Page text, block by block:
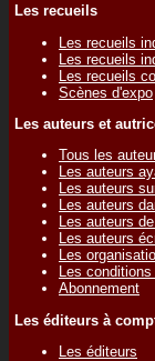
Les recueils
Les recueils
Les recueils
Les recueils
Scènes d'expo
Les auteurs et
Tous les
Les auteurs
Les auteurs
Les auteurs
Les auteurs
Les auteurs
Les
Les
Abonnement
Les éditeurs à
Les éditeurs